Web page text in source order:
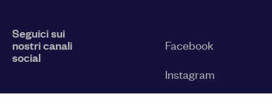
Seguici sui
nostri canali
social
Facebook
Instagram